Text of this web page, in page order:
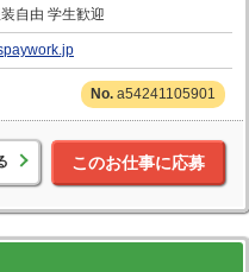
自由 学生歓迎
a54241105901
このお仕事に応募